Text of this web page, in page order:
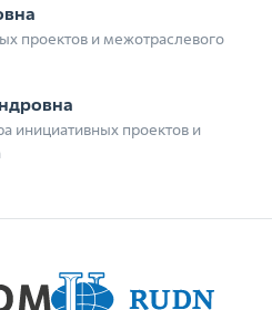
проектов и межотраслевого
инициативных проектов и